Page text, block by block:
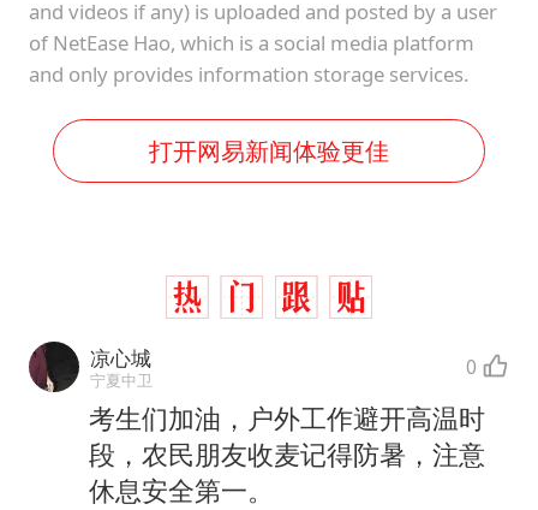
and videos if any) is uploaded and posted by a user
of NetEase Hao, which is a social media platform
and only provides information storage services.
打开网易新闻体验更佳
凉心城
宁夏中卫 0
考生们加油，户外工作避开高温时
段，农民朋友收麦记得防暑，注意
休息安全第一。